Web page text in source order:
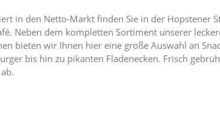
in den Netto-Markt finden Sie in der Hopstener
Neben dem kompletten Sortiment unserer
bieten wir Ihnen hier eine große Auswahl an
bis hin zu pikanten Fladenecken. Frisch